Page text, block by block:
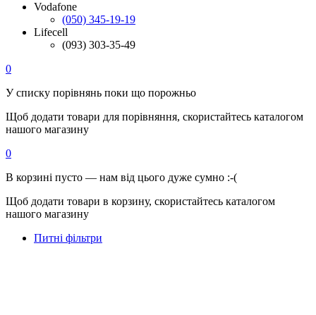
Vodafone
(050) 345-19-19
Lifecell
(093) 303-35-49
0
У списку порівнянь поки що порожньо
Щоб додати товари для порівняння, скористайтесь каталогом
нашого магазину
0
В корзині пусто — нам від цього дуже сумно :-(
Щоб додати товари в корзину, скористайтесь каталогом
нашого магазину
Питні фільтри